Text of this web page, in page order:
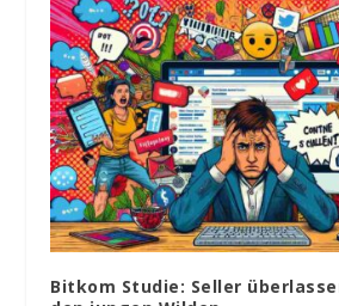
Bitkom Studie: Seller